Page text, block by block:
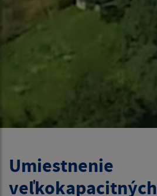
Umiestnenie
veľkokapacitných